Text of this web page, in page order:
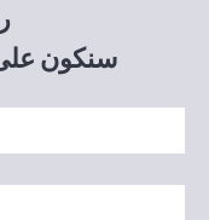
سنكون على